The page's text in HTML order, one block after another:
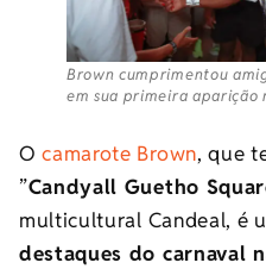
Brown cumprimentou
em sua primeira aparição
Ocamarote Brown, que
”Candyall Guetho
multicultural Candeal, é
destaques do carnaval